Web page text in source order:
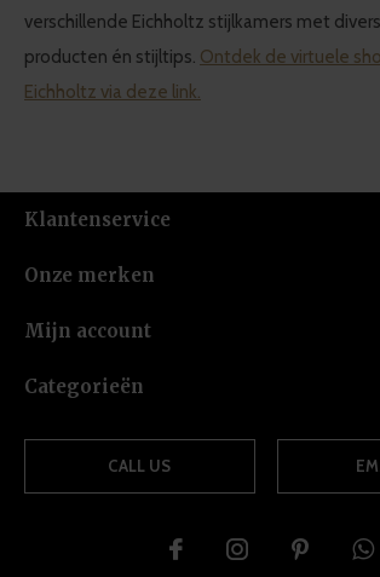
verschillende Eichholtz stijlkamers met
producten én stijltips. Ontdek de virtuele
Eichholtz via deze link.
Klantenservice
Onze merken
Mijn account
Categorieën
CALL US